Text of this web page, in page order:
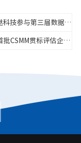
上一篇：东湖问道 感恩同行 | 吧哒科技参与第三届数据安全创新大会活动纪实
下一篇：重磅｜吧哒科技获全国首批CSMM贯标评估企业